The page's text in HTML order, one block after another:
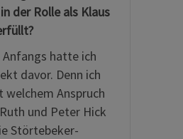
der Rolle als Klaus
Anfangs hatte ich
davor. Denn ich
Anspruch
und Peter Hick
Störtebeker-